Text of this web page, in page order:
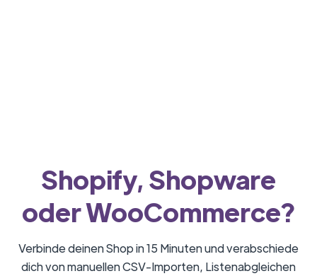
Shopify, Shopware
oder WooCommerce?
Verbinde deinen Shop in 15 Minuten und verabschiede
dich von manuellen CSV-Importen, Listenabgleichen